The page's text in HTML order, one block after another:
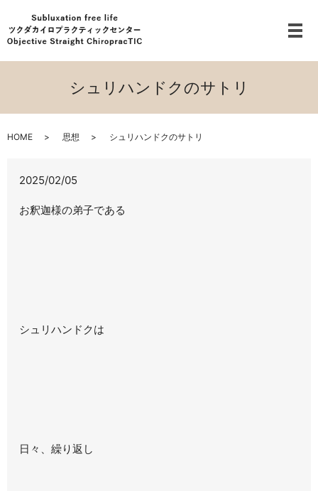
メ
シュリハンドクのサトリ
HOME 思想 シュリハンドクのサトリ
2025/02/05
お釈迦様の弟子である
シュリハンドクは
日々、繰り返し